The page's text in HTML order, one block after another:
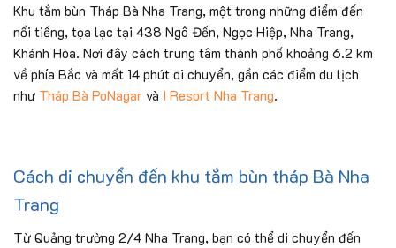
Khu tắm bùn Tháp Bà Nha Trang, một trong những điểm đến
nổi tiếng, tọa lạc tại 438 Ngô Đến, Ngọc Hiệp, Nha Trang,
Khánh Hòa. Nơi đây cách trung tâm thành phố khoảng 6.2 km
về phía Bắc và mất 14 phút di chuyển, gần các điểm du lịch
như Tháp Bà PoNagar và I Resort Nha Trang.
Cách di chuyển đến khu tắm bùn tháp Bà Nha
Trang
Từ Quảng trường 2/4 Nha Trang, bạn có thể di chuyển đến